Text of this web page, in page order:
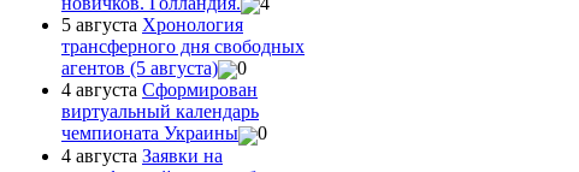
5 августа Хронология
трансферного дня свободных
агентов (5 августа)
0
4 августа Сформирован
виртуальный календарь
чемпионата Украины
0
4 августа Заявки на